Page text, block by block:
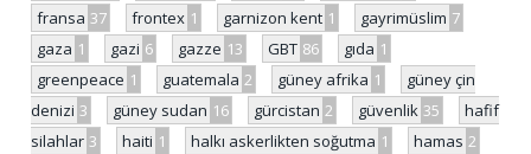
fransa 37 frontex 1 garnizon kent 1 gayrimüslim 7
gaza 1 gazi 6 gazze 13 GBT 86 gıda 1
greenpeace 1 guatemala 2 güney afrika 1
güney çin
denizi 3 güney sudan 16 gürcistan 2 güvenlik 35
hafif
silahlar 3 haiti 1 halkı askerlikten soğutma 1 hamas 2